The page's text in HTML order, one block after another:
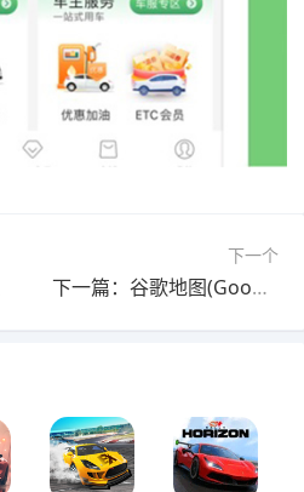
下一个
下一篇：谷歌地图(Google地图)苹果版